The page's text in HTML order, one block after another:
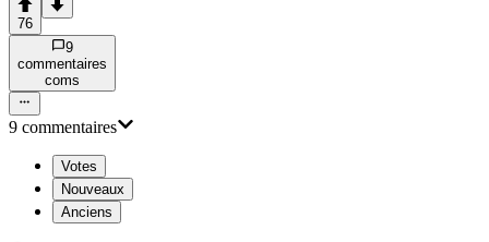
76
9
commentaires
coms
9 commentaires
Votes
Nouveaux
Anciens